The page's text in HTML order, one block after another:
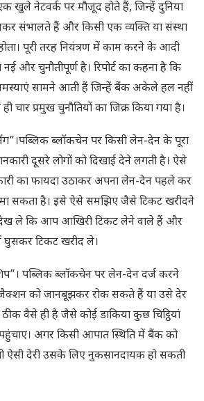
एक खुले नेटवर्क पर मौजूद होते हैं, जिन्हें दुनिया
संभालते हैं और किसी एक व्यक्ति या संस्था
पूरी तरह नियंत्रण में काम करने के आदी
और चुनौतीपूर्ण है। रिपोर्ट का कहना है कि
सामने आती हैं जिन्हें बैंक अकेले हल नहीं
चार प्रमुख चुनौतियों का जिक्र किया गया है।
ब्लॉकचेन पर किसी लेन-देन के पूरा
दूसरे लोगों को दिखाई देने लगती है। ऐसे
का फायदा उठाकर अपना लेन-देन पहले कर
सकता है। इसे ऐसे समझिए जैसे टिकट खरीदने
देख ले कि आप आखिरी टिकट लेने वाले हैं और
टिकट खरीद ले।
पब्लिक ब्लॉकचेन पर लेन-देन दर्ज करने
को जानबूझकर रोक सकते हैं या उसे देर
वैसे ही है जैसे कोई डाकिया कुछ चिट्ठियां
अगर किसी आपात स्थिति में बैंक को
ऐसी देरी उसके लिए नुकसानदायक हो सकती